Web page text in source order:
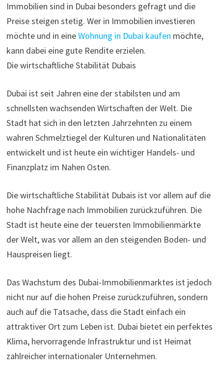
Immobilien sind in Dubai besonders gefragt und die
Preise steigen stetig. Wer in Immobilien investieren
möchte und in eineWohnung in Dubai kaufen möchte,
kann dabei eine gute Rendite erzielen.
Die wirtschaftliche Stabilität Dubais
Dubai ist seit Jahren eine der stabilsten und am
schnellsten wachsenden Wirtschaften der Welt. Die
Stadt hat sich in den letzten Jahrzehnten zu einem
wahren Schmelztiegel der Kulturen und Nationalitäten
entwickelt und ist heute ein wichtiger Handels- und
Finanzplatz im Nahen Osten.
Die wirtschaftliche Stabilität Dubais ist vor allem auf die
hohe Nachfrage nach Immobilien zurückzuführen. Die
Stadt ist heute eine der teuersten Immobilienmärkte
der Welt, was vor allem an den steigenden Boden- und
Hauspreisen liegt.
Das Wachstum des Dubai-Immobilienmarktes ist jedoch
nicht nur auf die hohen Preise zurückzuführen, sondern
auch auf die Tatsache, dass die Stadt einfach ein
attraktiver Ort zum Leben ist. Dubai bietet ein perfektes
Klima, hervorragende Infrastruktur und ist Heimat
zahlreicher internationaler Unternehmen.